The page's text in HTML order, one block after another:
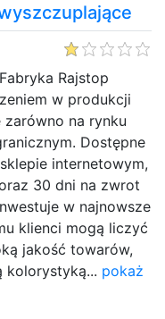
Rajstop
w produkcji
na rynku
Dostępne
internetowym,
30 dni na zwrot
w najnowsze
klienci mogą liczyć
jakość towarów,
kolorystyką... pokaż